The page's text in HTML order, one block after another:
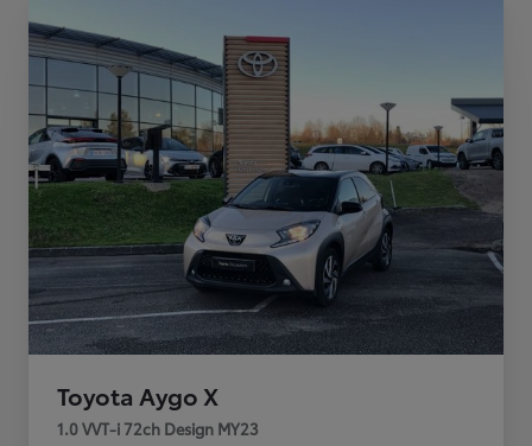
Toyota Aygo X
1.0 VVT-i 72ch Design MY23